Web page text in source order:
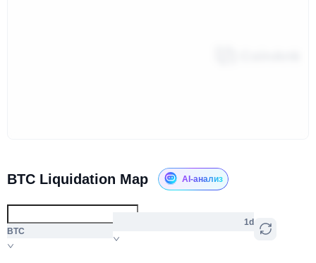
BTC Liquidation Map AI-анализ
BTC
1d